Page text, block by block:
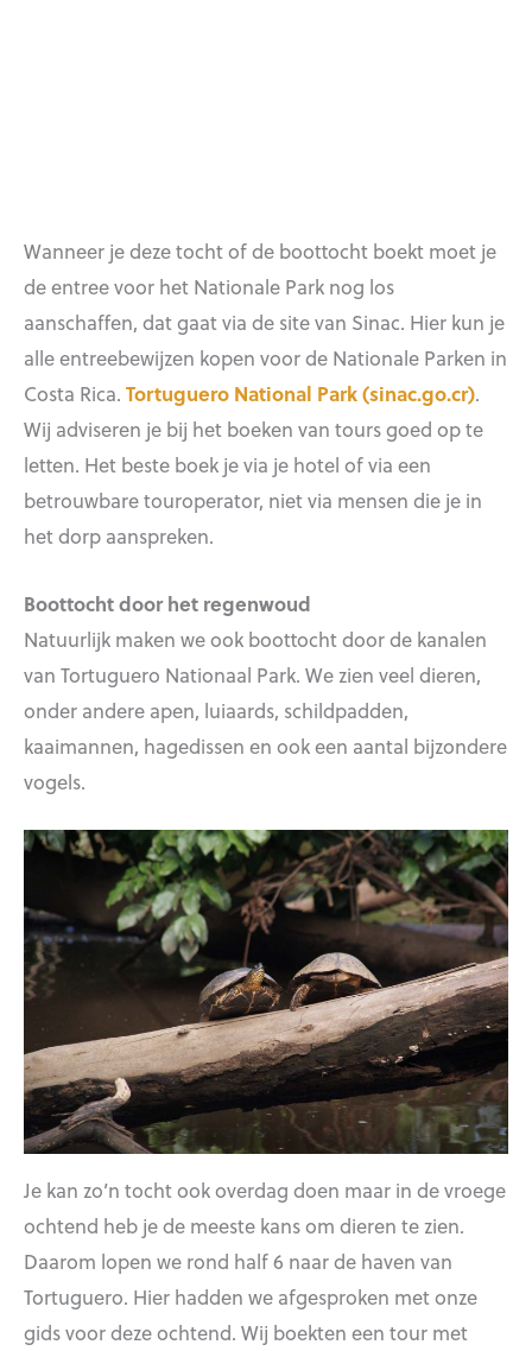
Wanneer je deze tocht of de boottocht boekt moet je
de entree voor het Nationale Park nog los
aanschaffen, dat gaat via de site van Sinac. Hier kun je
alle entreebewijzen kopen voor de Nationale Parken in
Costa Rica. Tortuguero National Park (sinac.go.cr).
Wij adviseren je bij het boeken van tours goed op te
letten. Het beste boek je via je hotel of via een
betrouwbare touroperator, niet via mensen die je in
het dorp aanspreken.
Boottocht door het regenwoud
Natuurlijk maken we ook boottocht door de kanalen
van Tortuguero Nationaal Park. We zien veel dieren,
onder andere apen, luiaards, schildpadden,
kaaimannen, hagedissen en ook een aantal bijzondere
vogels.
Je kan zo’n tocht ook overdag doen maar in de vroege
ochtend heb je de meeste kans om dieren te zien.
Daarom lopen we rond half 6 naar de haven van
Tortuguero. Hier hadden we afgesproken met onze
gids voor deze ochtend. Wij boekten een tour met